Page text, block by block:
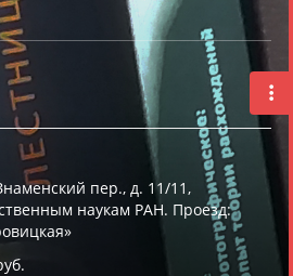
пер., д. 11/11,
наукам РАН. Проезд: